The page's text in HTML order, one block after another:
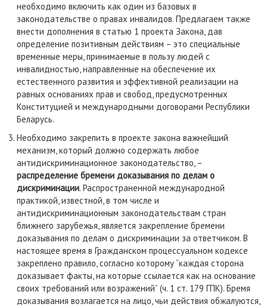
необходимо включить как один из базовых в
законодательстве о правах инвалидов. Предлагаем также
внести дополнения в статью 1 проекта Закона, дав
определение позитивным действиям – это специальные
временные меры, принимаемые в пользу людей с
инвалидностью, направленные на обеспечение их
естественного развития и эффективной реализации на
равных основаниях прав и свобод, предусмотренных
Конституцией и международными договорами Республики
Беларусь.
Необходимо закрепить в проекте закона важнейший
механизм, который должно содержать любое
антидискриминационное законодательство, –
распределение бремени доказывания по делам о
дискриминации. Распространенной международной
практикой, известной, в том числе и
антидискриминационным законодательствам стран
ближнего зарубежья, является закрепление бремени
доказывания по делам о дискриминации за ответчиком. В
настоящее время в Гражданском процессуальном кодексе
закреплено правило, согласно которому“каждая сторона
доказывает факты, на которые ссылается как на основание
своих требований или возражений” (ч. 1 ст. 179 ГПК). Бремя
доказывания возлагается на лицо, чьи действия обжалуются,